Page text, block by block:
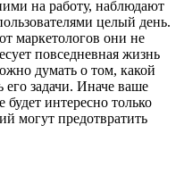
на работу, наблюдают
целый день.
маркетологов они не
повседневная жизнь
думать о том, какой
задачи. Иначе ваше
интересно только
могут предотвратить